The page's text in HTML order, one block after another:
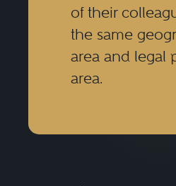
of their
the same
area and legal
area.